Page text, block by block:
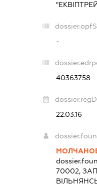
-
40363758
22.03.16
МОЛЧАНОВ
70002,